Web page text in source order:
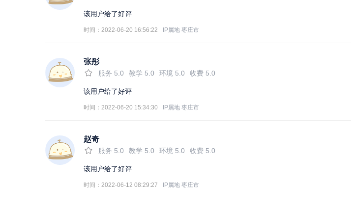
该用户给了好评
时间：2022-06-20 16:56:22 IP属地 枣庄市
张彤
服务 5.0 教学 5.0 环境 5.0 收费 5.0
该用户给了好评
时间：2022-06-20 15:34:30 IP属地 枣庄市
赵奇
服务 5.0 教学 5.0 环境 5.0 收费 5.0
该用户给了好评
时间：2022-06-12 08:29:27 IP属地 枣庄市